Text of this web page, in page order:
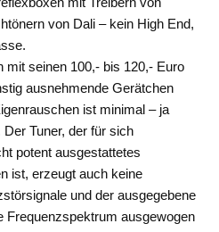
von Dali – kein High End,
mit seinen 100,- bis 120,- Euro
ausnehmende Gerätchen
ist minimal – ja
Tuner, der für sich
potent ausgestattetes
ist, erzeugt auch keine
und der ausgegebene
Frequenzspektrum ausgewogen